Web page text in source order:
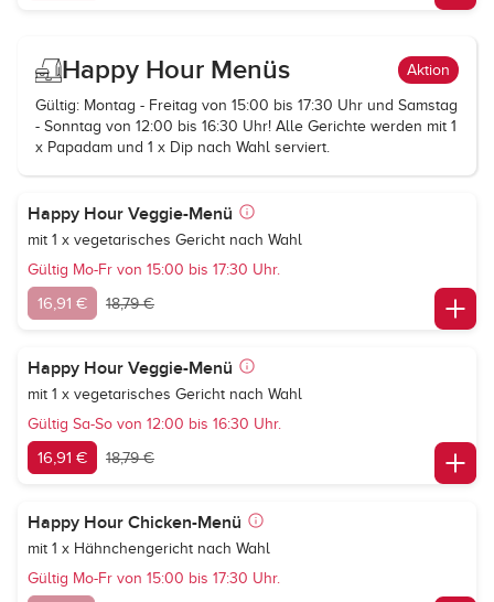
Happy Hour Menüs Aktion
Gültig: Montag - Freitag von 15:00 bis 17:30 Uhr und Samstag
- Sonntag von 12:00 bis 16:30 Uhr! Alle Gerichte werden mit 1
x Papadam und 1 x Dip nach Wahl serviert.
Happy Hour Veggie-Menü
mit 1 x vegetarisches Gericht nach Wahl
Gültig Mo-Fr von 15:00 bis 17:30 Uhr.
16,91 € 18,79 €
Happy Hour Veggie-Menü
mit 1 x vegetarisches Gericht nach Wahl
Gültig Sa-So von 12:00 bis 16:30 Uhr.
16,91 € 18,79 €
Happy Hour Chicken-Menü
mit 1 x Hähnchengericht nach Wahl
Gültig Mo-Fr von 15:00 bis 17:30 Uhr.